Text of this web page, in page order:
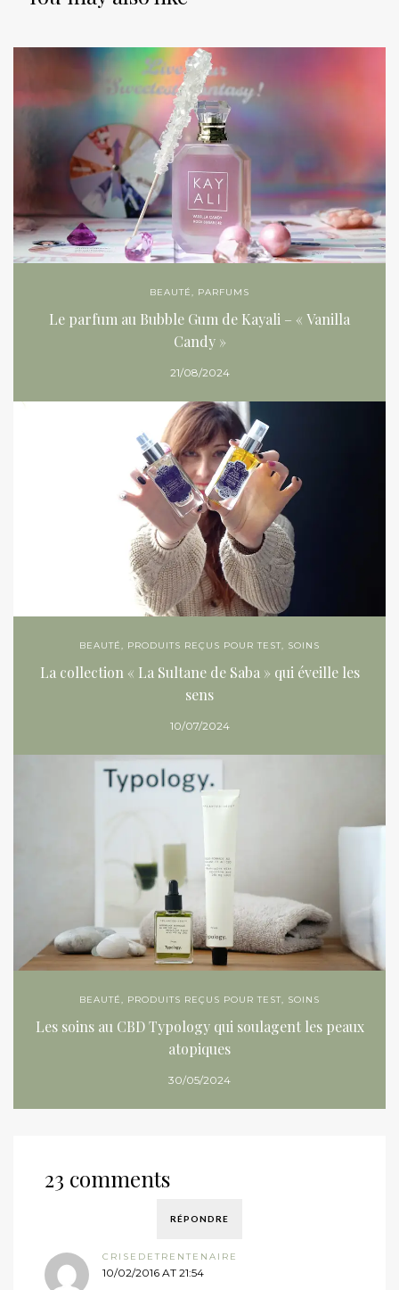
BEAUTÉ PARFUMS
Le parfum au Bubble Gum de Kayali – « Vanilla
Candy »
21/08/2024
BEAUTÉ, PRODUITS REÇUS POUR TEST, SOINS
La collection « La Sultane de Saba » qui éveille les
sens
10/07/2024
BEAUTÉ, PRODUITS REÇUS POUR TEST, SOINS
Les soins au CBD Typology qui soulagent les peaux
atopiques
30/05/2024
23 comments
RÉPONDRE
CRISEDETRENTENAIRE
10/02/2016 AT 21:54